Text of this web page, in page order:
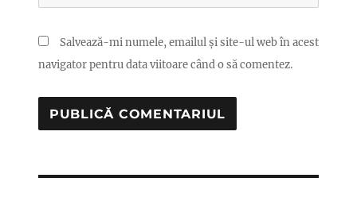
Salvează-mi numele, emailul și site-ul web în acest
navigator pentru data viitoare când o să comentez.